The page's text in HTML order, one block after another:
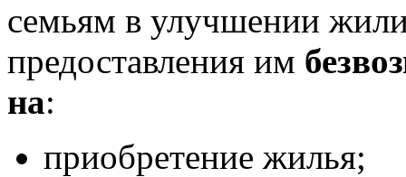
семьям в улучшении
предоставления им
на:
приобретение жилья;